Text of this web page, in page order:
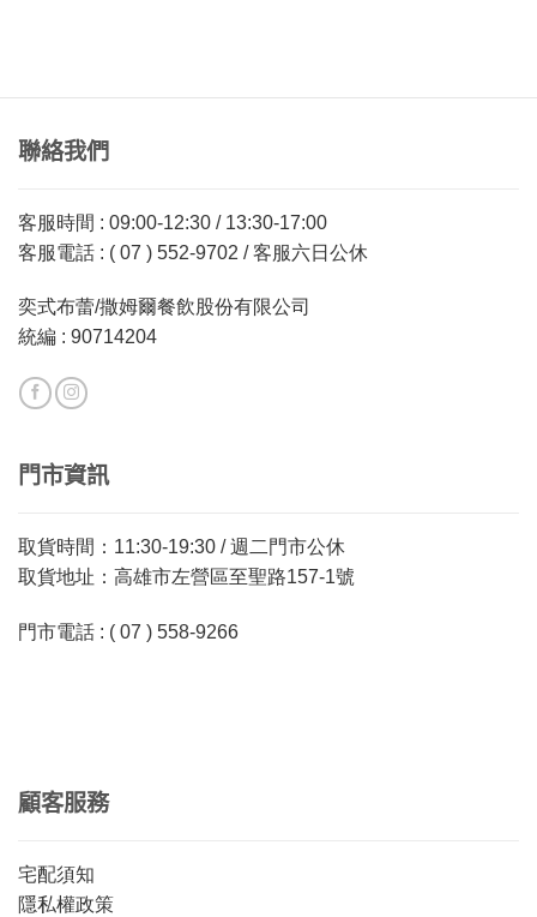
聯絡我們
客服時間 : 09:00-12:30 / 13:30-17:00
客服電話 : ( 07 ) 552-9702 / 客服六日公休
奕式布蕾/撒姆爾餐飲股份有限公司
統編 : 90714204
門市資訊
取貨時間：11:30-19:30 / 週二門市公休
取貨地址：高雄市左營區至聖路157-1號
門市電話 : ( 07 ) 558-9266
顧客服務
宅配須知
隱私權政策